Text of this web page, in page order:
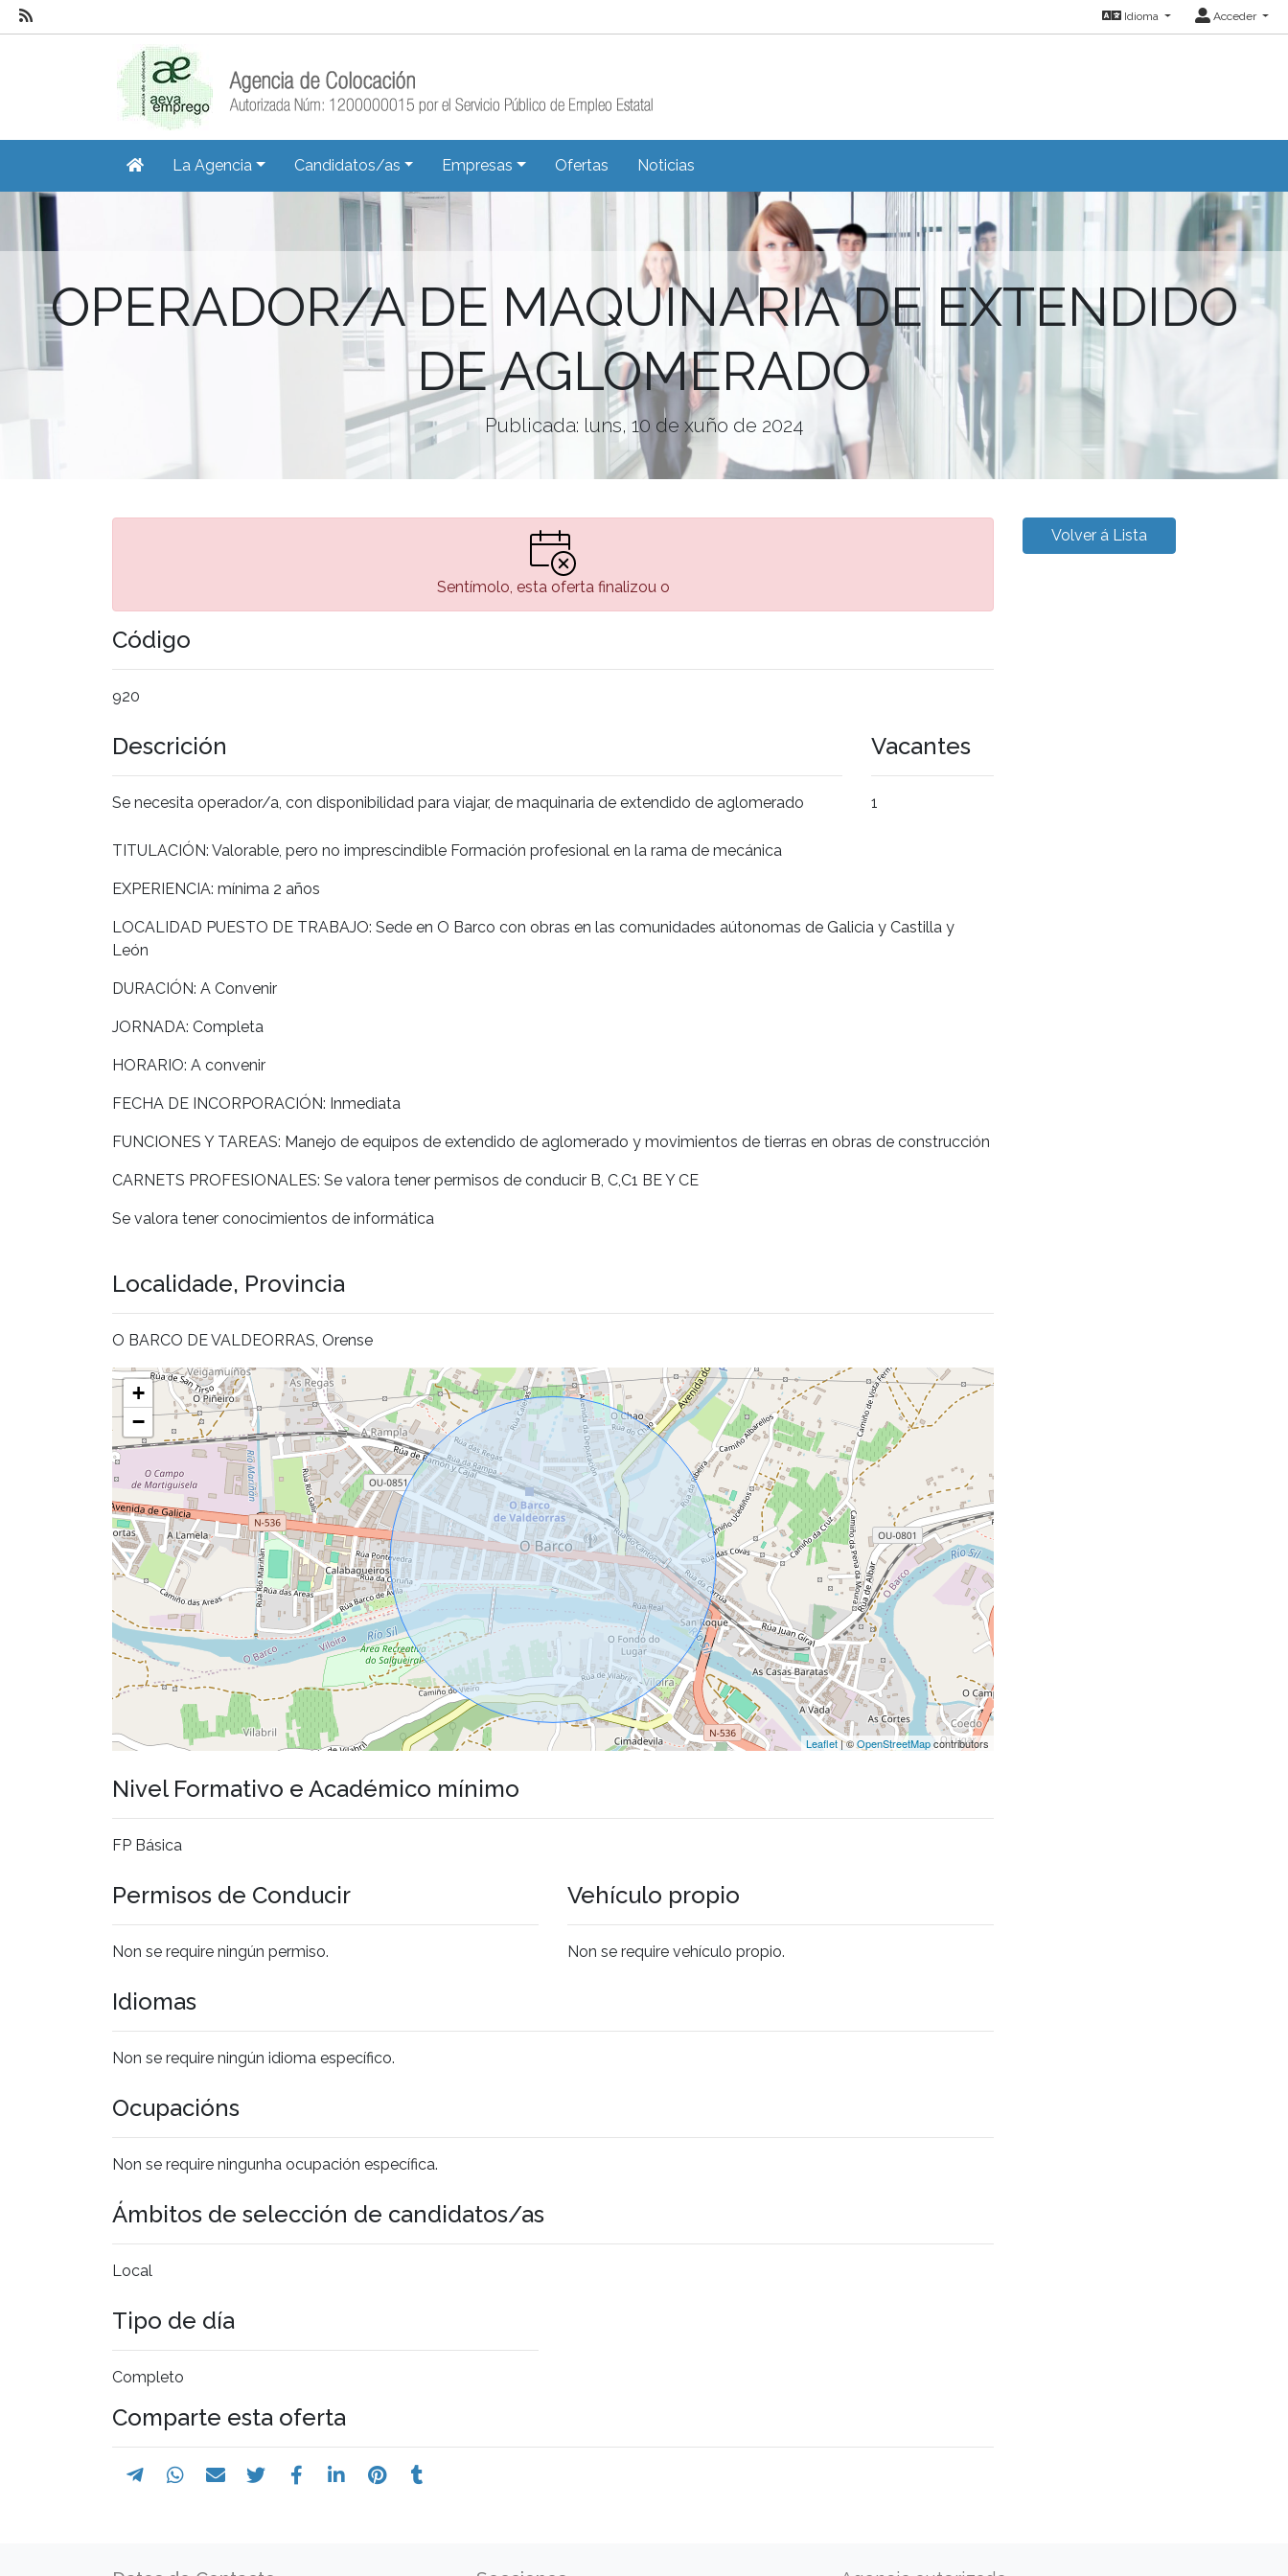
Idioma Acceder
La Agencia Candidatos/as Empresas Ofertas Noticias
OPERADOR/A DE MAQUINARIA DE EXTENDIDO
DE AGLOMERADO
Publicada: luns, 10 de xuño de 2024
Sentímolo, esta oferta finalizou o
Código
920
Descrición
Se necesita operador/a, con disponibilidad para viajar, de maquinaria de extendido de aglomerado
Vacantes
1
TITULACIÓN: Valorable, pero no imprescindible Formación profesional en la rama de mecánica
EXPERIENCIA: mínima 2 años
LOCALIDAD PUESTO DE TRABAJO: Sede en O Barco con obras en las comunidades aútonomas de Galicia y Castilla y
León
DURACIÓN: A Convenir
JORNADA: Completa
HORARIO: A convenir
FECHA DE INCORPORACIÓN: Inmediata
FUNCIONES Y TAREAS: Manejo de equipos de extendido de aglomerado y movimientos de tierras en obras de construcción
CARNETS PROFESIONALES: Se valora tener permisos de conducir B, C,C1 BE Y CE
Se valora tener conocimientos de informática
Localidade, Provincia
O BARCO DE VALDEORRAS, Orense
+
−
Leaflet| ©OpenStreetMapcontributors
Nivel Formativo e Académico mínimo
FP Básica
Permisos de Conducir
Non se require ningún permiso.
Vehículo propio
Non se require vehículo propio.
Idiomas
Non se require ningún idioma específico.
Ocupacións
Non se require ningunha ocupación específica.
Ámbitos de selección de candidatos/as
Local
Tipo de día
Completo
Comparte esta oferta
Volver á Lista